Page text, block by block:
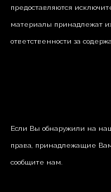
предоставляются
материалы принадлежат
ответственности за
Если Вы обнаружили на
права, принадлежащие
сообщите нам.